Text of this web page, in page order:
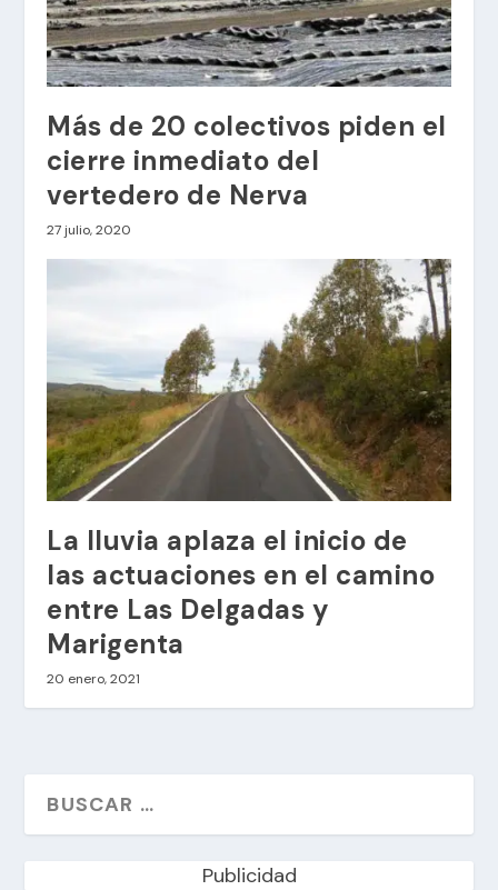
Más de 20 colectivos piden el
cierre inmediato del
vertedero de Nerva
27 julio, 2020
La lluvia aplaza el inicio de
las actuaciones en el camino
entre Las Delgadas y
Marigenta
20 enero, 2021
Publicidad